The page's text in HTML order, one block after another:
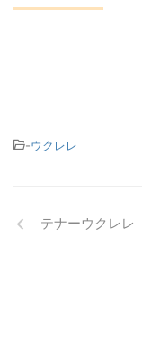
-ウクレレ
テナーウクレ